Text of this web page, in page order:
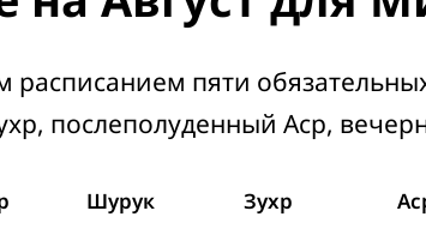
расписанием пяти
послеполуденный Аср,
Шурук Зухр